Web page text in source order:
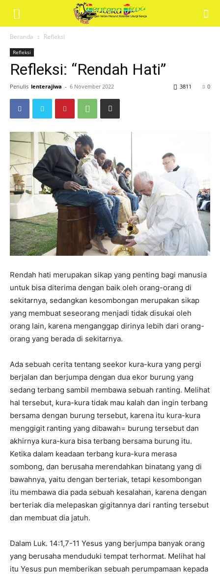
Renungan
Harian
Lentera
Beranda Refleksi
Refleksi
Refleksi: “Rendah Hati”
Penulis lenterajiwa - 6 November 2022 0
3811
Rendah hati merupakan sikap yang penting bagi manusia
untuk bisa diterima dengan baik oleh orang-orang di
sekitarnya, sedangkan kesombongan merupakan sikap
yang membuat seseorang menjadi tidak disukai oleh
orang lain, karena menganggap dirinya lebih dari orang-
orang yang berada di sekitarnya.
Ada sebuah cerita tentang seekor kura-kura yang pergi
berjalan dan berjumpa dengan dua ekor burung yang
sedang terbang sambil membawa sebuah ranting. Melihat
hal tersebut, kura-kura tidak mau kalah dan ingin terbang
bersama dengan burung tersebut, karena itu kura-kura
menggigit ranting yang dibawah= burung tersebut dan
akhirnya kura-kura bisa terbang bersama burung itu.
Ketika dalam keadaan terbang kura-kura merasa
sombong, dan berusaha merendahkan binatang yang di
bawahnya, yaitu dengan berteriak, tetapi kesombongan
itu membawa dia pada sebuah kesalahan, karena dengan
berteriak dia melepaskan gigitannya dari ranting tersebut
dan membuat dia jatuh.
Dalam Luk. 14:1,7-11 Yesus yang berjumpa banyak orang
yang berusaha menduduki tempat terhormat. Melihat hal
itu Yesus pun memberikan sebuah perumpamaan kepada